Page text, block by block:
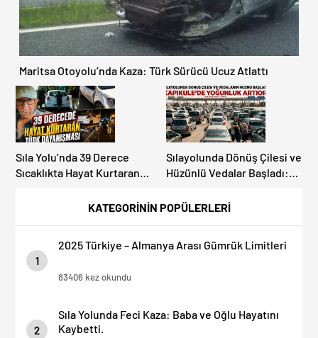
KATEGORİNİN POPÜLERLERİ
1
2025 Türkiye – Almanya Arası Gümrük Limitleri
83406 kez okundu
2
Sıla Yolunda Feci Kaza: Baba ve Oğlu Hayatını
Kaybetti.
Maritsa Otoyolu’nda Kaza: Türk Sürücü Ucuz Atlattı
Sıla Yolu’nda 39 Derece
Sıcaklıkta Hayat Kurtaran
Sılayolunda Dönüş Çilesi ve
Hüzünlü Vedalar Başladı:
Artıyor!